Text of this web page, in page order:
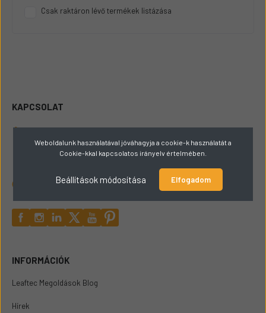
Csak raktáron lévő termékek listázása
KAPCSOLAT
hello@papaigepalkatresz.hu
2432 Szabadegyháza Fő út 72
INFORMÁCIÓK
Leaftec Megoldások Blog
Hírek
Weboldalunk használatával jóváhagyja a cookie-k használatát a
Cookie-kkal kapcsolatos irányelv értelmében.
Beállítások módosítása Elfogadom